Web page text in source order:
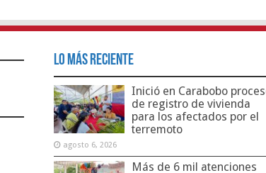
Lo Más Reciente
Inició en Carabobo
de registro de vivienda
para los afectados por el
terremoto
agosto 6, 2026
Más de 6 mil atenciones